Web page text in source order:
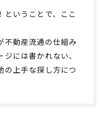
ということで、ここ
不動産流通の仕組み
ジには書かれない、
の上手な探し方につ